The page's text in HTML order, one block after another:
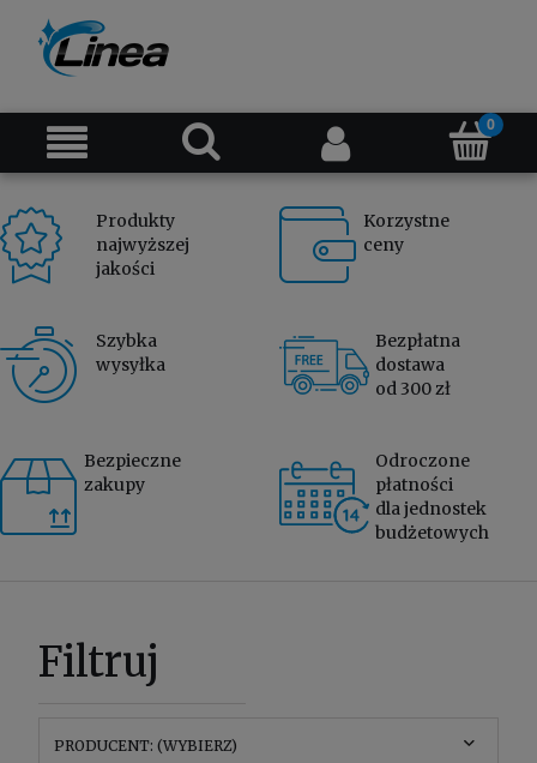
Produkty
najwyższej
jakości
Korzystne
ceny
Szybka
wysyłka
Bezpłatna
dostawa
od 300 zł
Bezpieczne
zakupy
Odroczone
płatności
dla jednostek
budżetowych
Filtruj
PRODUCENT: (WYBIERZ)